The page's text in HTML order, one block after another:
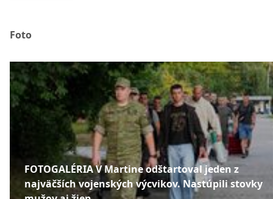
Foto
FOTOGALÉRIA V Martine odštartoval jeden z
najväčších vojenských výcvikov. Nastúpili stovky